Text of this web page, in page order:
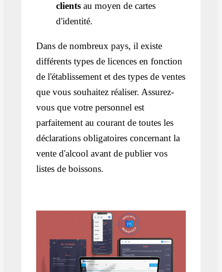
clients au moyen de cartes
d'identité.
Dans de nombreux pays, il existe
différents types de licences en fonction
de l'établissement et des types de ventes
que vous souhaitez réaliser. Assurez-
vous que votre personnel est
parfaitement au courant de toutes les
déclarations obligatoires concernant la
vente d'alcool avant de publier vos
listes de boissons.